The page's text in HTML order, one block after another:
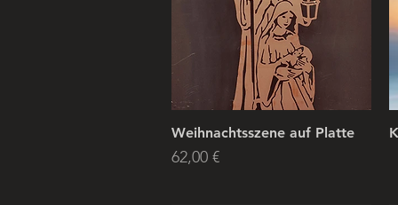
Weihnachtsszene auf Platte
Price
62,00 €